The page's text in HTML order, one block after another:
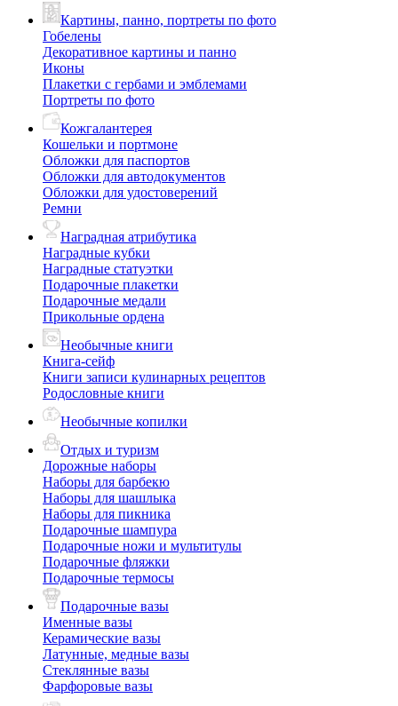
Картины, панно, портреты по фото
Гобелены
Декоративное картины и панно
Иконы
Плакетки с гербами и эмблемами
Портреты по фото
Кожгалантерея
Кошельки и портмоне
Обложки для паспортов
Обложки для автодокументов
Обложки для удостоверений
Ремни
Наградная атрибутика
Наградные кубки
Наградные статуэтки
Подарочные плакетки
Подарочные медали
Прикольные ордена
Необычные книги
Книга-сейф
Книги записи кулинарных рецептов
Родословные книги
Необычные копилки
Отдых и туризм
Дорожные наборы
Наборы для барбекю
Наборы для шашлыка
Наборы для пикника
Подарочные шампура
Подарочные ножи и мультитулы
Подарочные фляжки
Подарочные термосы
Подарочные вазы
Именные вазы
Керамические вазы
Латунные, медные вазы
Стеклянные вазы
Фарфоровые вазы